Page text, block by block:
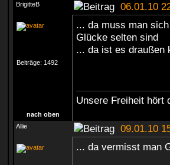
BrigitteB
06.01.10
Beiträge: 1492
... da muss man
Glücke selten sind
... da ist es draußen
Unsere Freiheit hört
nach oben
Allie
09.01.10
... da vermisst man